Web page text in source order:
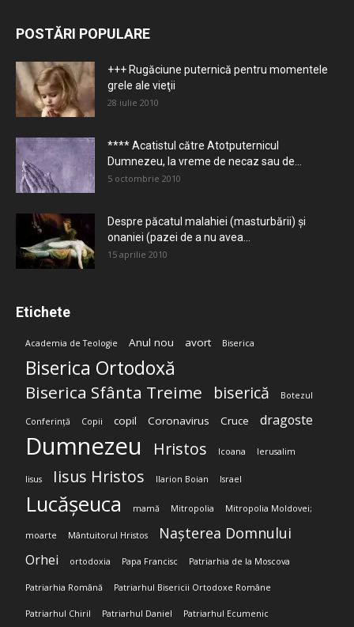
POSTĂRI POPULARE
+++ Rugăciune puternică pentru momentele
grele ale vieţii
28 iulie 2010
**** Acatistul către Atotputernicul
Dumnezeu, la vreme de necaz sau de...
5 octombrie 2010
Despre păcatul malahiei (masturbării) şi
onaniei (pazei de a nu avea...
15 aprilie 2010
Etichete
Academia de Teologie Anul nou avort Biserica
Biserica Ortodoxă
Biserica Sfânta Treime biserică Botezul
Conferință Copii copil Coronavirus Cruce dragoste
Dumnezeu Hristos Icoana Ierusalim
Iisus Iisus Hristos Ilarion Boian Israel
Lucășeuca mamă Mitropolia Mitropolia Moldovei;
moarte Mântuitorul Hristos Nașterea Domnului
Orhei ortodoxia Papa Francisc Patriarhia de la Moscova
Patriarhia Română Patriarhul Bisericii Ortodoxe Române
Patriarhul Chiril Patriarhul Daniel Patriarhul Ecumenic